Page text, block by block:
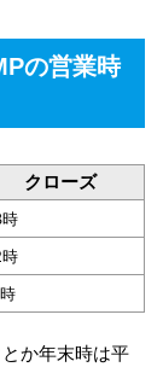
の営業時
クローズ
か年末時は平